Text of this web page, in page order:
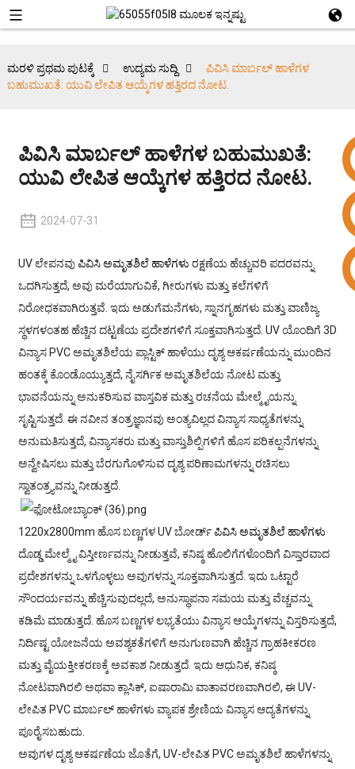
+86 15953240337
ಮರಳಿ ಪ್ರಥಮ ಪುಟಕ್ಕೆ ಉದ್ಯಮ ಸುದ್ದಿ
ಪಿವಿಸಿ ಮಾರ್ಬಲ್ ಹಾಳೆಗಳ
ಬಹುಮುಖತೆ: ಯುವಿ ಲೇಪಿತ ಆಯ್ಕೆಗಳ ಹತ್ತಿರದ ನೋಟ.
ಪಿವಿಸಿ ಮಾರ್ಬಲ್ ಹಾಳೆಗಳ ಬಹುಮುಖತೆ:
ಯುವಿ ಲೇಪಿತ ಆಯ್ಕೆಗಳ ಹತ್ತಿರದ ನೋಟ.
2024-07-31
UV ಲೇಪನವುಪಿವಿಸಿ ಅಮೃತಶಿಲೆ ಹಾಳೆಗಳು ರಕ್ಷಣೆಯ ಹೆಚ್ಚುವರಿ ಪದರವನ್ನು
ಒದಗಿಸುತ್ತದೆ, ಅವು ಮರೆಯಾಗುವಿಕೆ, ಗೀರುಗಳು ಮತ್ತು ಕಲೆಗಳಿಗೆ
ನಿರೋಧಕವಾಗಿರುತ್ತವೆ. ಇದು ಅಡುಗೆಮನೆಗಳು, ಸ್ನಾನಗೃಹಗಳು ಮತ್ತು ವಾಣಿಜ್ಯ
ಸ್ಥಳಗಳಂತಹ ಹೆಚ್ಚಿನ ದಟ್ಟಣೆಯ ಪ್ರದೇಶಗಳಿಗೆ ಸೂಕ್ತವಾಗಿಸುತ್ತದೆ. UV ಯೊಂದಿಗೆ 3D
ವಿನ್ಯಾಸ PVC ಅಮೃತಶಿಲೆಯ ಪ್ಲಾಸ್ಟಿಕ್ ಹಾಳೆಯು ದೃಶ್ಯ ಆಕರ್ಷಣೆಯನ್ನು ಮುಂದಿನ
ಹಂತಕ್ಕೆ ಕೊಂಡೊಯ್ಯುತ್ತದೆ, ನೈಸರ್ಗಿಕ ಅಮೃತಶಿಲೆಯ ನೋಟ ಮತ್ತು
ಭಾವನೆಯನ್ನು ಅನುಕರಿಸುವ ವಾಸ್ತವಿಕ ಮತ್ತು ರಚನೆಯ ಮೇಲ್ಮೈಯನ್ನು
ಸೃಷ್ಟಿಸುತ್ತದೆ. ಈ ನವೀನ ತಂತ್ರಜ್ಞಾನವು ಅಂತ್ಯವಿಲ್ಲದ ವಿನ್ಯಾಸ ಸಾಧ್ಯತೆಗಳನ್ನು
ಅನುಮತಿಸುತ್ತದೆ, ವಿನ್ಯಾಸಕರು ಮತ್ತು ವಾಸ್ತುಶಿಲ್ಪಿಗಳಿಗೆ ಹೊಸ ಪರಿಕಲ್ಪನೆಗಳನ್ನು
ಅನ್ವೇಷಿಸಲು ಮತ್ತು ಬೆರಗುಗೊಳಿಸುವ ದೃಶ್ಯ ಪರಿಣಾಮಗಳನ್ನು ರಚಿಸಲು
ಸ್ವಾತಂತ್ರ್ಯವನ್ನು ನೀಡುತ್ತದೆ.
1220x2800mm ಹೊಸ ಬಣ್ಣಗಳ UV ಬೋರ್ಡ್ಪಿವಿಸಿ ಅಮೃತಶಿಲೆ ಹಾಳೆಗಳು
ದೊಡ್ಡ ಮೇಲ್ಮೈ ವಿಸ್ತೀರ್ಣವನ್ನು ನೀಡುತ್ತವೆ, ಕನಿಷ್ಠ ಹೊಲಿಗೆಗಳೊಂದಿಗೆ ವಿಸ್ತಾರವಾದ
ಪ್ರದೇಶಗಳನ್ನು ಒಳಗೊಳ್ಳಲು ಅವುಗಳನ್ನು ಸೂಕ್ತವಾಗಿಸುತ್ತದೆ. ಇದು ಒಟ್ಟಾರೆ
ಸೌಂದರ್ಯವನ್ನು ಹೆಚ್ಚಿಸುವುದಲ್ಲದೆ, ಅನುಸ್ಥಾಪನಾ ಸಮಯ ಮತ್ತು ವೆಚ್ಚವನ್ನು
ಕಡಿಮೆ ಮಾಡುತ್ತದೆ. ಹೊಸ ಬಣ್ಣಗಳ ಲಭ್ಯತೆಯು ವಿನ್ಯಾಸ ಆಯ್ಕೆಗಳನ್ನು ವಿಸ್ತರಿಸುತ್ತದೆ,
ನಿರ್ದಿಷ್ಟ ಯೋಜನೆಯ ಅವಶ್ಯಕತೆಗಳಿಗೆ ಅನುಗುಣವಾಗಿ ಹೆಚ್ಚಿನ ಗ್ರಾಹಕೀಕರಣ
ಮತ್ತು ವೈಯಕ್ತೀಕರಣಕ್ಕೆ ಅವಕಾಶ ನೀಡುತ್ತದೆ. ಇದು ಆಧುನಿಕ, ಕನಿಷ್ಠ
ನೋಟವಾಗಿರಲಿ ಅಥವಾ ಕ್ಲಾಸಿಕ್, ಐಷಾರಾಮಿ ವಾತಾವರಣವಾಗಿರಲಿ, ಈ UV-
ಲೇಪಿತ PVC ಮಾರ್ಬಲ್ ಹಾಳೆಗಳು ವ್ಯಾಪಕ ಶ್ರೇಣಿಯ ವಿನ್ಯಾಸ ಆದ್ಯತೆಗಳನ್ನು
ಪೂರೈಸಬಹುದು.
ಅವುಗಳ ದೃಶ್ಯ ಆಕರ್ಷಣೆಯ ಜೊತೆಗೆ, UV-ಲೇಪಿತ PVC ಅಮೃತಶಿಲೆ ಹಾಳೆಗಳನ್ನು